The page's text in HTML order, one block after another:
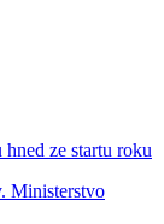
ze startu roku
Ministerstvo